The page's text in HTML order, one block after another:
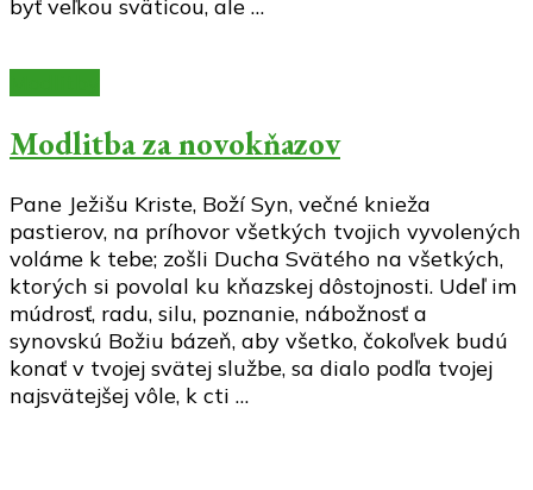
byť veľkou sväticou, ale …
Modlitba za novokňazov
Pane Ježišu Kriste, Boží Syn, večné knieža
pastierov, na príhovor všetkých tvojich vyvolených
voláme k tebe; zošli Ducha Svätého na všetkých,
ktorých si povolal ku kňazskej dôstojnosti. Udeľ im
múdrosť, radu, silu, poznanie, nábožnosť a
synovskú Božiu bázeň, aby všetko, čokoľvek budú
konať v tvojej svätej službe, sa dialo podľa tvojej
najsvätejšej vôle, k cti …